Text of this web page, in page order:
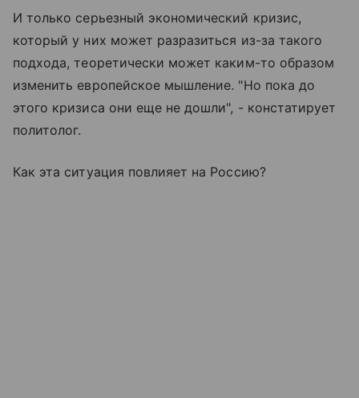
И только серьезный экономический кризис,
который у них может разразиться из-за такого
подхода, теоретически может каким-то образом
изменить европейское мышление. "Но пока до
этого кризиса они еще не дошли", - констатирует
политолог.
Как эта ситуация повлияет на Россию?